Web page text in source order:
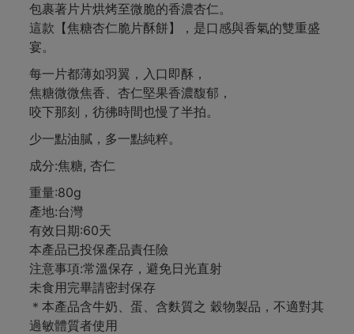
包裹著片片烘烤至微脆的香濃杏仁。
這款【焦糖杏仁脆片酥餅】，是口感與香氣的雙重盛
宴。
每一片都薄如羽翼，入口即酥，
焦糖微微焦香、杏仁堅果香濃馥郁，
咬下那刻，彷彿時間也慢了半拍。
少一點油膩，多一點純粹。
成分:焦糖, 杏仁
重量:80g
產地:台灣
有效日期:60天
本產品已投保產品責任險
注意事項:常溫保存，避免日光直射
未食用完畢請密封保存
＊本產品含牛奶、蛋、含麩質之 穀物製品，不適對其
過敏體質者使用